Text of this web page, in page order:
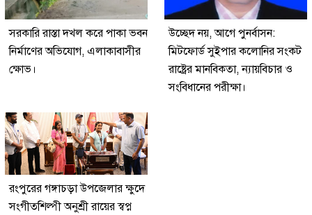
সরকারি রাস্তা দখল করে পাকা ভবন
নির্মাণের অভিযোগ, এলাকাবাসীর
ক্ষোভ।
উচ্ছেদ নয়, আগে পুনর্বাসন:
মিটফোর্ড সুইপার কলোনির সংকট
রাষ্ট্রের মানবিকতা, ন্যায়বিচার ও
সংবিধানের পরীক্ষা।
রংপুরের গঙ্গাচড়া উপজেলার ক্ষুদে
সংগীতশিল্পী অনুশ্রী রায়ের স্বপ্ন